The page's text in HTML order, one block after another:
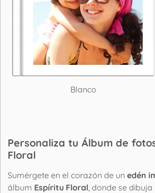
Blanco
Personaliza tu Álbum de
Floral
Sumérgete en el corazón de un edén
álbum Espíritu Floral , donde se